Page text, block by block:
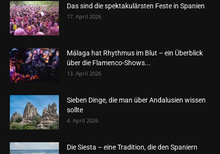
Das sind die spektakulärsten Feste in Spanien
17. April 2026
Málaga hat Rhythmus im Blut – ein Überblick
über die Flamenco-Shows...
13. April 2026
Sieben Dinge, die man über Andalusien wissen
sollte
4. April 2026
Die Siesta – eine Tradition, die den Spaniern